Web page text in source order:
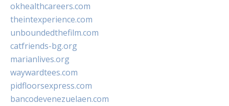
okhealthcareers.com
theintexperience.com
unboundedthefilm.com
catfriends-bg.org
marianlives.org
waywardtees.com
pidfloorsexpress.com
bancodevenezuelaen.com